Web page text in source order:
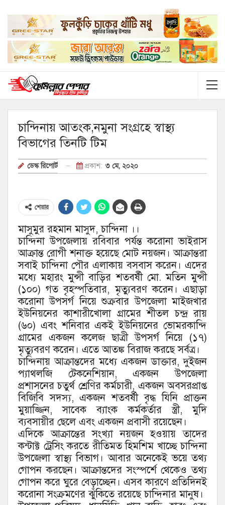
চান্দিনায় আতংক,নমুনা সংগ্রহে স্বাস্থ্য
বিভাগের তিনটি টিম
ডেস্ক রিপোর্ট প্রকাশ: ৩ মে, ২০২০
শেয়ার
মাসুমুর রহমান মাসুদ, চান্দিনা ।।
চান্দিনা উপজেলায় রবিবার পর্যন্ত করোনা ভাইরাস
আক্রান্ত রোগী শনাক্ত হয়েছে মোট নয়জন। আক্রান্তরা
সবাই চান্দিনা পৌর এলাকায় বসবাস করেন। এদের
মধ্যে মহারং মুন্সী বাড়ির শতবর্ষী মো. মতিন মুন্সী
(১০০) গত বৃহস্পতিবার, মৃত্যুবরণ করেন। এছাড়া
করোনা উপসর্গ নিয়ে শুক্রবার উপজেলা মাইজখার
ইউনিয়নের কাশারীখোলা গ্রামের শীতল চন্দ্র রায়
(৬০) এবং শনিবার একই ইউনিয়নের ভোমরকান্দি
গ্রামের একজন কলেজ ছাত্রী উপসর্গ নিয়ে (১৭)
মৃত্যুবরণ করেন। এতে আতঙ্ক বিরাজ করছে সর্বত্র।
চান্দিনায় আক্রান্তদের মধ্যে একজন ডাক্তার, দুইজন
প্যাথলজি টেকনেশিয়ান, একজন উপজেলা
প্রশাসনের চতুর্থ শ্রেণির কর্মচারী, একজন অবসরপ্রাপ্ত
বিজিবি সদস্য, একজন শতবর্ষী বৃদ্ধ যিনি প্রাক্তন
মুয়াজ্জিন, সাবেক ব্যাংক কর্মকর্তার স্ত্রী, মুদি
ব্যবসায়ীর ছেলে এবং একজন প্রবাসী রয়েছেন।
এদিকে আক্রান্তের সংখ্যা নয়জন হওয়ায় তাদের
কন্টাক্ট ট্রেসিং করতে রীতিমত হিমশিম খাচ্ছে চান্দিনা
উপজেলা স্বাস্থ্য বিভাগ। আবার অনেকেই ভয়ে তথ্য
গোপন করছেন। আক্রান্তদের সংস্পর্শে থেকেও তথ্য
গোপন করে ঘুরে বেড়াচ্ছেন। এসব কারণে প্রতিদিনই
করোনা সংক্রমণের ঝুঁকিতে রয়েছে চান্দিনার মানুষ।